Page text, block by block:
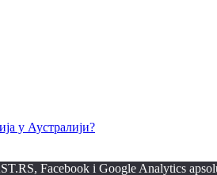
у Аустралији?
Facebook i Google Analytics